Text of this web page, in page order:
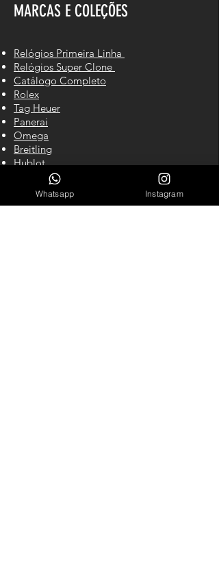
MARCAS E COLEÇÕES
Relógios Primeira Linha
Relógios Super Clone
Catálogo Completo
Rolex
Tag Heuer
Panerai
Omega
Breitling
Hublot
Richard Mille
Whatsapp Instagram